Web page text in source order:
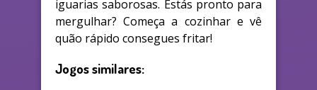
iguarias saborosas. Estás pronto para
mergulhar? Começa a cozinhar e vê
quão rápido consegues fritar!
Jogos similares: